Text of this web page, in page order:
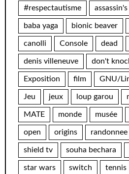
#respectautisme
baba yaga bionic beaver
canolli Console dead
denis villeneuve don't
Exposition film GNU/
Jeu jeux loup garou
MATE monde musée
open origins randonnee
shield tv souha bechara
star wars switch tennis